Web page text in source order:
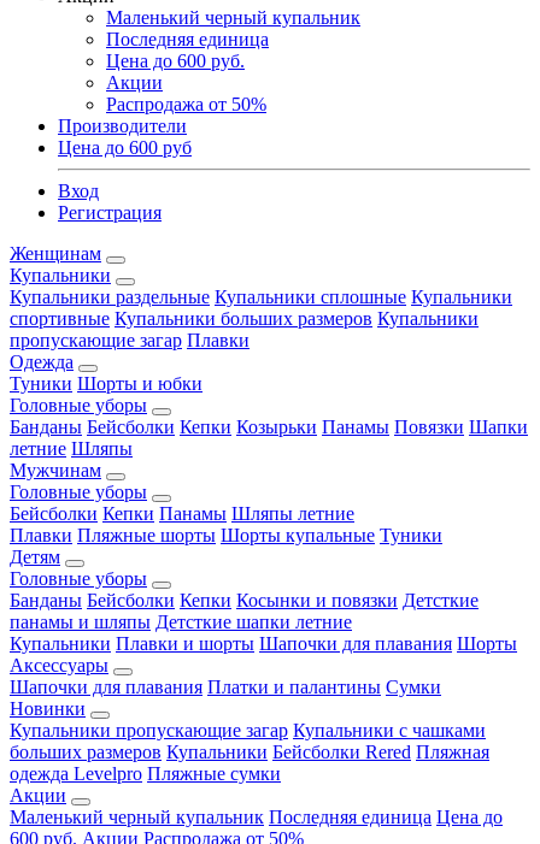
Маленький черный купальник
Последняя единица
Цена до 600 руб.
Акции
Распродажа от 50%
Производители
Цена до 600 руб
Вход
Регистрация
Женщинам
Купальники
Купальники раздельные Купальники сплошные Купальники
спортивные Купальники больших размеров Купальники
пропускающие загар Плавки
Одежда
Туники Шорты и юбки
Головные уборы
Банданы Бейсболки Кепки Козырьки Панамы Повязки Шапки
летние Шляпы
Мужчинам
Головные уборы
Бейсболки Кепки Панамы Шляпы летние
Плавки Пляжные шорты Шорты купальные Туники
Детям
Головные уборы
Банданы Бейсболки Кепки Косынки и повязки Детсткие
панамы и шляпы Детсткие шапки летние
Купальники Плавки и шорты Шапочки для плавания Шорты
Аксессуары
Шапочки для плавания Платки и палантины Сумки
Новинки
Купальники пропускающие загар Купальники с чашками
больших размеров Купальники Бейсболки Rered Пляжная
одежда Levelpro Пляжные сумки
Акции
Маленький черный купальник Последняя единица Цена до
600 руб. Акции Распродажа от 50%